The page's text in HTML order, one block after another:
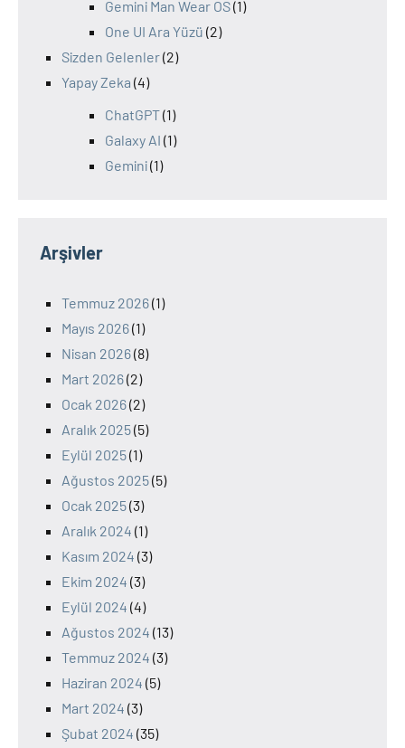
Gemini Man Wear OS(1)
One UI Ara Yüzü (2)
Sizden Gelenler(2)
Yapay Zeka (4)
ChatGPT(1)
Galaxy AI (1)
Gemini(1)
Arşivler
Temmuz 2026(1)
Mayıs 2026(1)
Nisan 2026(8)
Mart 2026(2)
Ocak 2026(2)
Aralık 2025(5)
Eylül 2025(1)
Ağustos 2025(5)
Ocak 2025(3)
Aralık 2024 (1)
Kasım 2024 (3)
Ekim 2024 (3)
Eylül 2024 (4)
Ağustos 2024 (13)
Temmuz 2024 (3)
Haziran 2024 (5)
Mart 2024 (3)
Şubat 2024 (35)